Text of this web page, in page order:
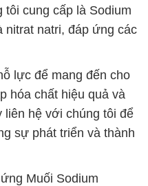
tôi cung cấp là Sodium
nitrat natri, đáp ứng các
lực để mang đến cho
hóa chất hiệu quả và
liên hệ với chúng tôi để
sự phát triển và thành
Muối Sodium